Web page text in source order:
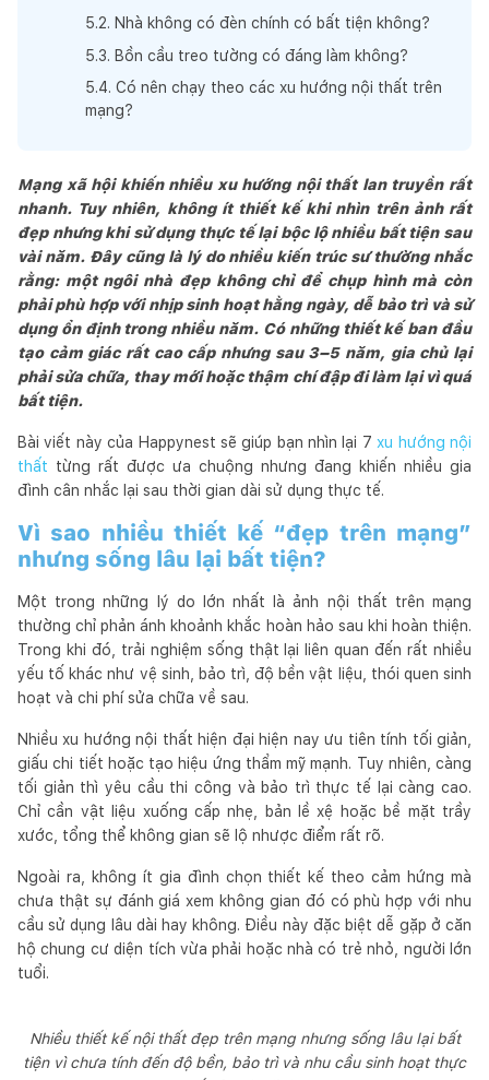
5.2. Nhà không có đèn chính có bất tiện không?
5.3. Bồn cầu treo tường có đáng làm không?
5.4. Có nên chạy theo các xu hướng nội thất trên
mạng?
Mạng xã hội khiến nhiều xu hướng nội thất lan truyền rất
nhanh. Tuy nhiên, không ít thiết kế khi nhìn trên ảnh rất
đẹp nhưng khi sử dụng thực tế lại bộc lộ nhiều bất tiện sau
vài năm. Đây cũng là lý do nhiều kiến trúc sư thường nhắc
rằng: một ngôi nhà đẹp không chỉ để chụp hình mà còn
phải phù hợp với nhịp sinh hoạt hằng ngày, dễ bảo trì và sử
dụng ổn định trong nhiều năm. Có những thiết kế ban đầu
tạo cảm giác rất cao cấp nhưng sau 3–5 năm, gia chủ lại
phải sửa chữa, thay mới hoặc thậm chí đập đi làm lại vì quá
bất tiện.
Bài viết này của Happynest sẽ giúp bạn nhìn lại 7xu hướng nội
thất từng rất được ưa chuộng nhưng đang khiến nhiều gia
đình cân nhắc lại sau thời gian dài sử dụng thực tế.
Vì sao nhiều thiết kế “đẹp trên mạng”
nhưng sống lâu lại bất tiện?
Một trong những lý do lớn nhất là ảnh nội thất trên mạng
thường chỉ phản ánh khoảnh khắc hoàn hảo sau khi hoàn thiện.
Trong khi đó, trải nghiệm sống thật lại liên quan đến rất nhiều
yếu tố khác như vệ sinh, bảo trì, độ bền vật liệu, thói quen sinh
hoạt và chi phí sửa chữa về sau.
Nhiều xu hướng nội thất hiện đại hiện nay ưu tiên tính tối giản,
giấu chi tiết hoặc tạo hiệu ứng thẩm mỹ mạnh. Tuy nhiên, càng
tối giản thì yêu cầu thi công và bảo trì thực tế lại càng cao.
Chỉ cần vật liệu xuống cấp nhẹ, bản lề xệ hoặc bề mặt trầy
xước, tổng thể không gian sẽ lộ nhược điểm rất rõ.
Ngoài ra, không ít gia đình chọn thiết kế theo cảm hứng mà
chưa thật sự đánh giá xem không gian đó có phù hợp với nhu
cầu sử dụng lâu dài hay không. Điều này đặc biệt dễ gặp ở căn
hộ chung cư diện tích vừa phải hoặc nhà có trẻ nhỏ, người lớn
tuổi.
Nhiều thiết kế nội thất đẹp trên mạng nhưng sống lâu lại bất
tiện vì chưa tính đến độ bền, bảo trì và nhu cầu sinh hoạt thực